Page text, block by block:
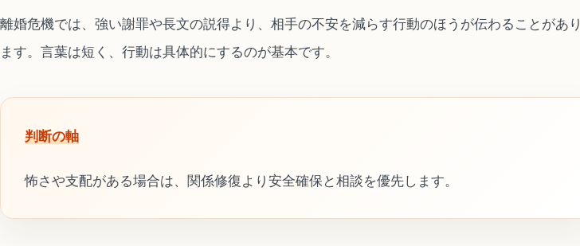
離婚危機では、強い謝罪や長文の説得より、相手の不安を減らす行動のほうが伝わることがあり
ます。言葉は短く、行動は具体的にするのが基本です。
判断の軸
怖さや支配がある場合は、関係修復より安全確保と相談を優先します。